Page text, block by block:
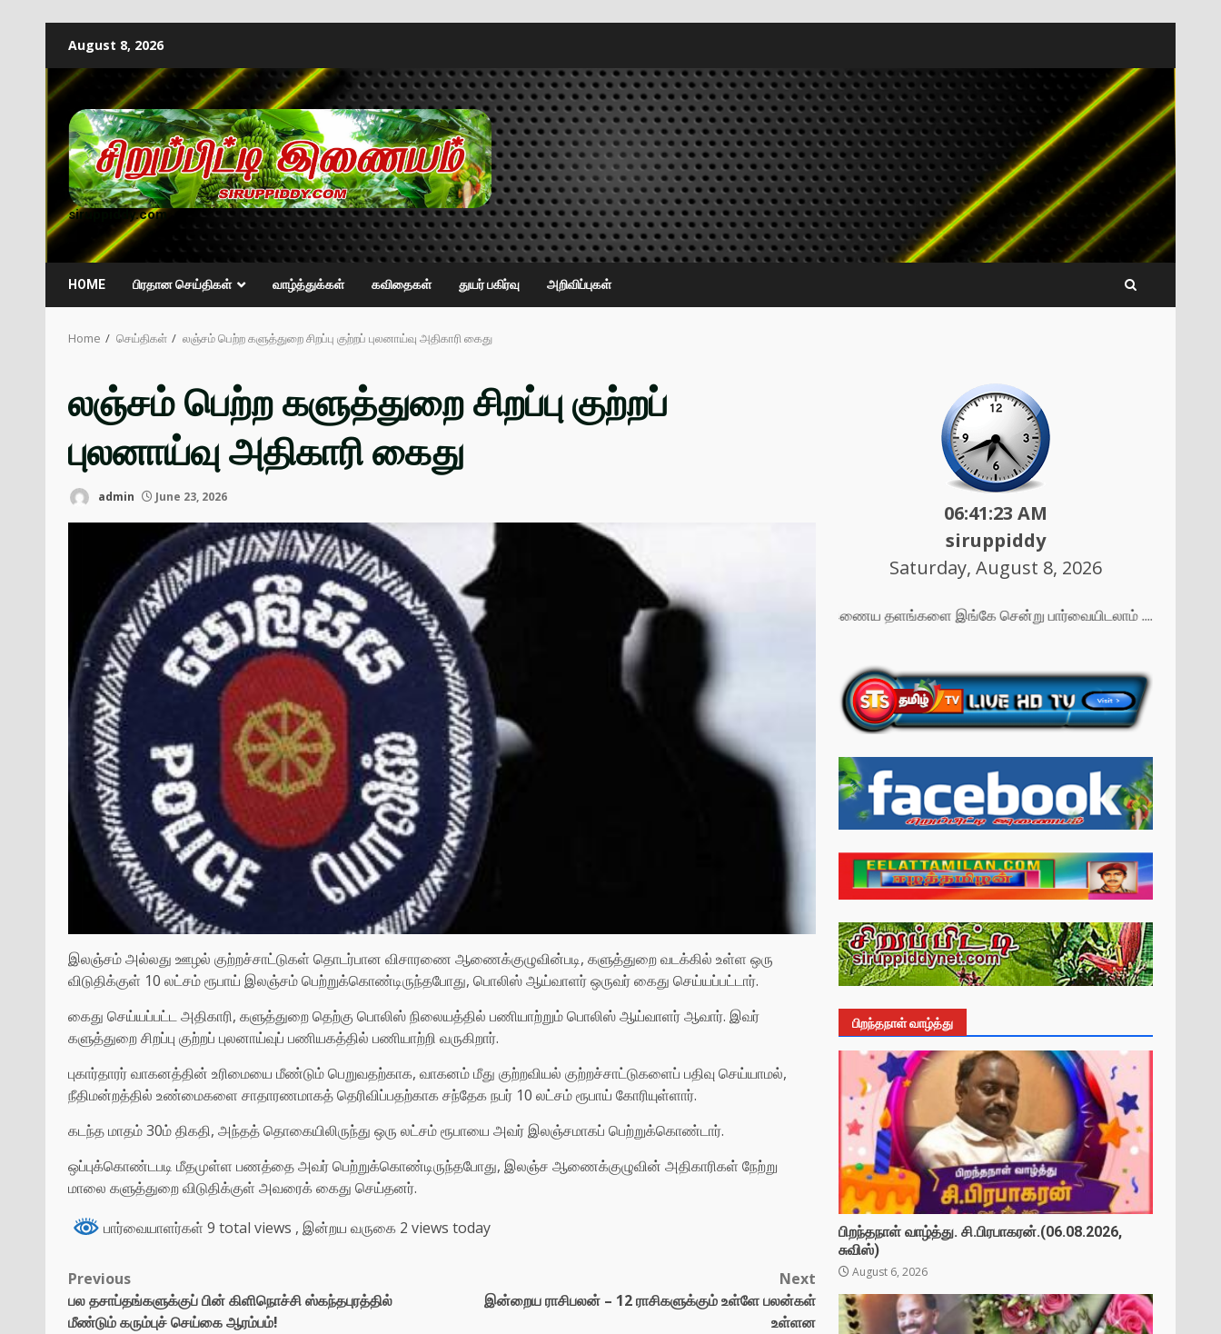
August 8, 2026
siruppiddy.com
HOME பிரதான செய்திகள் வாழ்த்துக்கள் கவிதைகள் துயர் பகிர்வு அறிவிப்புகள்
Home செய்திகள் லஞ்சம் பெற்ற களுத்துறை சிறப்பு குற்றப் புலனாய்வு அதிகாரி கைது
லஞ்சம் பெற்ற களுத்துறை சிறப்பு குற்றப்
புலனாய்வு அதிகாரி கைது
admin June 23, 2026
இலஞ்சம் அல்லது ஊழல் குற்றச்சாட்டுகள் தொடர்பான விசாரணை ஆணைக்குழுவின்படி, களுத்துறை வடக்கில் உள்ள ஒரு
விடுதிக்குள் 10 லட்சம் ரூபாய் இலஞ்சம் பெற்றுக்கொண்டிருந்தபோது, ​​பொலிஸ் ஆய்வாளர் ஒருவர் கைது செய்யப்பட்டார்.
கைது செய்யப்பட்ட அதிகாரி, களுத்துறை தெற்கு பொலிஸ் நிலையத்தில் பணியாற்றும் பொலிஸ் ஆய்வாளர் ஆவார். இவர்
களுத்துறை சிறப்பு குற்றப் புலனாய்வுப் பணியகத்தில் பணியாற்றி வருகிறார்.
புகார்தாரர் வாகனத்தின் உரிமையை மீண்டும் பெறுவதற்காக, வாகனம் மீது குற்றவியல் குற்றச்சாட்டுகளைப் பதிவு செய்யாமல்,
நீதிமன்றத்தில் உண்மைகளை சாதாரணமாகத் தெரிவிப்பதற்காக சந்தேக நபர் 10 லட்சம் ரூபாய் கோரியுள்ளார்.
கடந்த மாதம் 30ம் திகதி, அந்தத் தொகையிலிருந்து ஒரு லட்சம் ரூபாயை அவர் இலஞ்சமாகப் பெற்றுக்கொண்டார்.
ஒப்புக்கொண்டபடி மீதமுள்ள பணத்தை அவர் பெற்றுக்கொண்டிருந்தபோது, ​​இலஞ்ச ஆணைக்குழுவின் அதிகாரிகள் நேற்று
மாலை களுத்துறை விடுதிக்குள் அவரைக் கைது செய்தனர்.
பார்வையாளர்கள் 9 total views , இன்றய வருகை 2 views today
Previous
பல தசாப்தங்களுக்குப் பின் கிளிநொச்சி ஸ்கந்தபுரத்தில்
மீண்டும் கரும்புச் செய்கை ஆரம்பம்!
Next
இன்றைய ராசிபலன் – 12 ராசிகளுக்கும் உள்ளே பலன்கள்
உள்ளன
06:41:25 AM
siruppiddy
Saturday, August 8, 2026
எமது இணைய தளங்களை இங்கே சென்று பார்வையிடலாம் ....
பிறந்தநாள் வாழ்த்து
பிறந்தநாள் வாழ்த்து. சி.பிரபாகரன்.(06.08.2026,
சுவிஸ்)
August 6, 2026